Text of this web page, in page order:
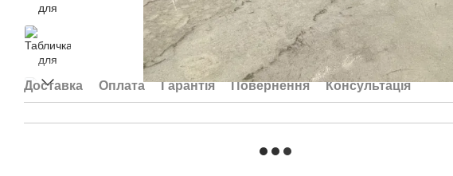
Доставка Оплата Гарантія Повернення Консультація